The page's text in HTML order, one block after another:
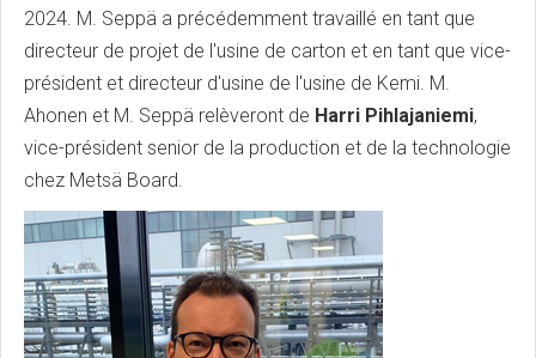
2024. M. Seppä a précédemment travaillé en tant que
directeur de projet de l'usine de carton et en tant que vice-
président et directeur d'usine de l'usine de Kemi. M.
Ahonen et M. Seppä relèveront de Harri Pihlajaniemi,
vice-président senior de la production et de la technologie
chez Metsä Board.